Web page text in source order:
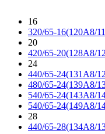
16
320/65-16(120A8/
20
420/65-20(128A8/
24
440/65-24(131A8/
480/65-24(139A8/
540/65-24(143A8/
540/65-24(149A8/
28
440/65-28(134A8/